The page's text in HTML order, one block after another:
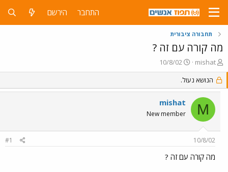
התחבר הירשם
תחבורה ציבורית
מה קורה עם זה ?
פ
ו
ת
ח
נ
mishat
פ
ו
ר
ס
ב
ת
ך
10/8/02
הנושא נעול.
M
mishat
New member
10/8/02
#1
מה קורה עם זה ?